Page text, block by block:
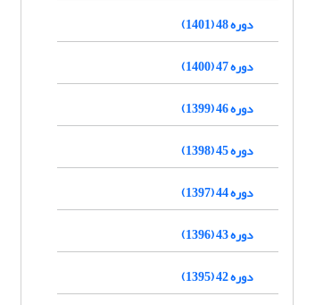
دوره 48 (1401)
دوره 47 (1400)
دوره 46 (1399)
دوره 45 (1398)
دوره 44 (1397)
دوره 43 (1396)
دوره 42 (1395)